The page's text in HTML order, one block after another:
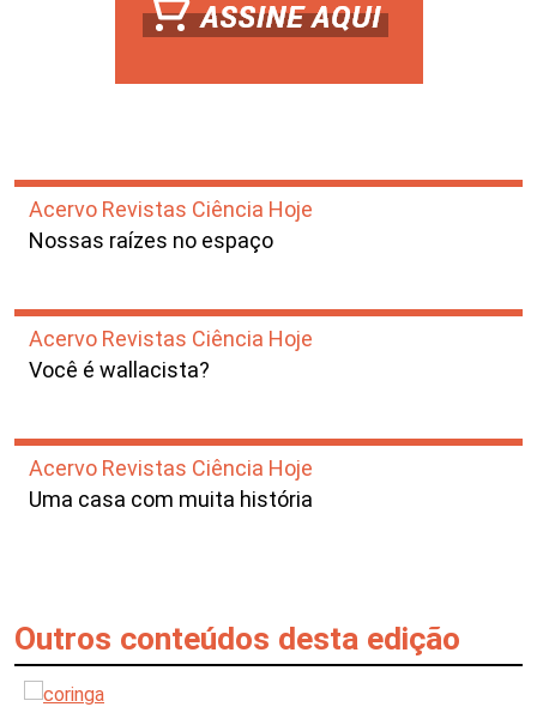
Acervo Revistas Ciência Hoje
Nossas raízes no espaço
Acervo Revistas Ciência Hoje
Você é wallacista?
Acervo Revistas Ciência Hoje
Uma casa com muita história
Outros conteúdos desta edição